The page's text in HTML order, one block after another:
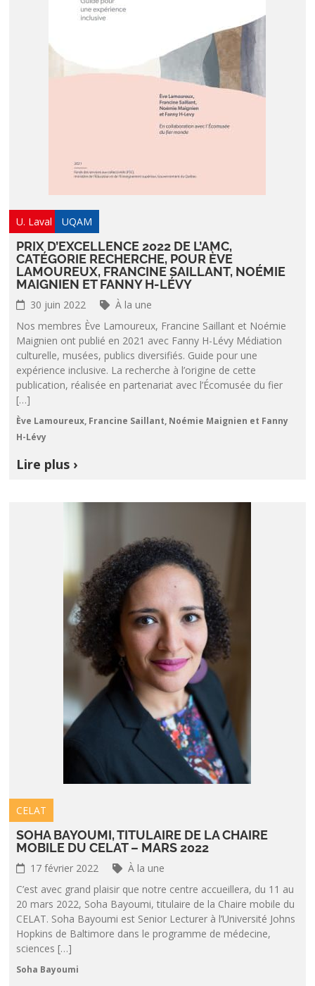
U. Laval UQAM
PRIX D’EXCELLENCE 2022 DE L’AMC,
CATÉGORIE RECHERCHE, POUR ÈVE
LAMOUREUX, FRANCINE SAILLANT, NOÉMIE
MAIGNIEN ET FANNY H-LÉVY
30 juin 2022
À la une
Nos membres Ève Lamoureux, Francine Saillant et Noémie
Maignien ont publié en 2021 avec Fanny H-Lévy Médiation
culturelle, musées, publics diversifiés. Guide pour une
expérience inclusive. La recherche à l’origine de cette
publication, réalisée en partenariat avec l’Écomusée du fier
[…]
Ève Lamoureux, Francine Saillant, Noémie Maignien et Fanny
H-Lévy
Lire plus ›
CELAT
SOHA BAYOUMI, TITULAIRE DE LA CHAIRE
MOBILE DU CELAT – MARS 2022
17 février 2022
À la une
C’est avec grand plaisir que notre centre accueillera, du 11 au
20 mars 2022, Soha Bayoumi, titulaire de la Chaire mobile du
CELAT. Soha Bayoumi est Senior Lecturer à l’Université Johns
Hopkins de Baltimore dans le programme de médecine,
sciences […]
Soha Bayoumi